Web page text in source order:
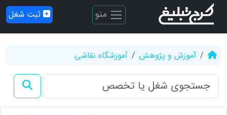
منو ثبت شغل
آموزش و پژوهش آموزشگاه نقاشی